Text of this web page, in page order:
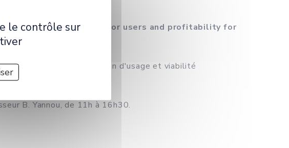
to ensure usefulness for users and profitability for
vise à concilier innovation d'usage et viabilité
B. Yannou, de 11h à 16h30.
le contrôle sur